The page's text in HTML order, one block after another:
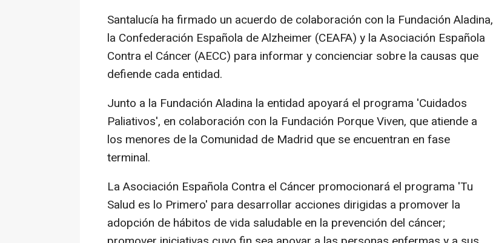
Santalucía ha firmado un acuerdo de colaboración con la Fundación Aladina,
la Confederación Española de Alzheimer (CEAFA) y la Asociación Española
Contra el Cáncer (AECC) para informar y concienciar sobre la causas que
defiende cada entidad.
Junto a la Fundación Aladina la entidad apoyará el programa 'Cuidados
Paliativos', en colaboración con la Fundación Porque Viven, que atiende a
los menores de la Comunidad de Madrid que se encuentran en fase
terminal.
La Asociación Española Contra el Cáncer promocionará el programa 'Tu
Salud es lo Primero' para desarrollar acciones dirigidas a promover la
adopción de hábitos de vida saludable en la prevención del cáncer;